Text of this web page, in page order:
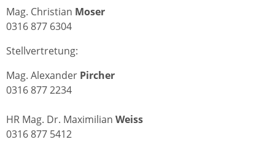
Mag. Christian Moser
0316 877 6304
Stellvertretung:
Mag. Alexander Pircher
0316 877 2234
HR Mag. Dr. Maximilian Weiss
0316 877 5412